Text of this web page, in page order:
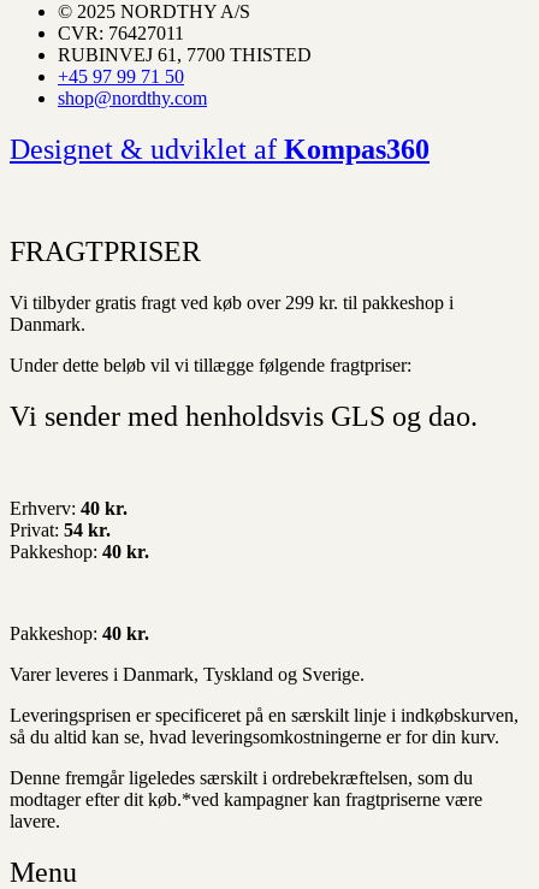
© 2025 NORDTHY A/S
CVR: 76427011
RUBINVEJ 61, 7700 THISTED
+45 97 99 71 50
shop@nordthy.com
Designet & udviklet af Kompas360
FRAGTPRISER
Vi tilbyder gratis fragt ved køb over 299 kr. til pakkeshop i
Danmark.
Under dette beløb vil vi tillægge følgende fragtpriser:
Vi sender med henholdsvis GLS og dao.
Erhverv: 40 kr.
Privat: 54 kr.
Pakkeshop: 40 kr.
Pakkeshop: 40 kr.
Varer leveres i Danmark, Tyskland og Sverige.
Leveringsprisen er specificeret på en særskilt linje i indkøbskurven,
så du altid kan se, hvad leveringsomkostningerne er for din kurv.
Denne fremgår ligeledes særskilt i ordrebekræftelsen, som du
modtager efter dit køb.*ved kampagner kan fragtpriserne være
lavere.
Menu